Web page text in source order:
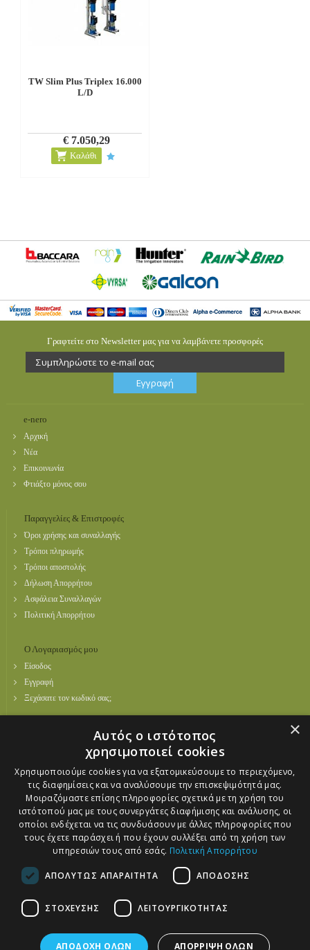
TW Slim Plus Triplex 16.000
L/D
€ 7.050,29
Καλάθι
Γραφτείτε στο Newsletter μας για να λαμβάνετε προσφορές
e-nero
Αρχική
Νέα
Επικοινωνία
Φτιάξτο μόνος σου
Παραγγελίες & Επιστροφές
Όροι χρήσης και συναλλαγής
Τρόποι πληρωμής
Τρόποι αποστολής
Δήλωση Απορρήτου
Ασφάλεια Συναλλαγών
Πολιτική Απορρήτου
Ο Λογαριασμός μου
Είσοδος
Εγγραφή
Ξεχάσατε τον κωδικό σας;
Youtube
Πληρωμές
Οι αγορές σας γίνονται με απόλυτη ασφάλεια επικοινωνίας (SSL) από το
paycenter της ALPHA BANK
×
Αυτός ο ιστότοπος
χρησιμοποιεί cookies
Χρησιμοποιούμε cookies για να εξατομικεύσουμε το περιεχόμενο,
τις διαφημίσεις και να αναλύσουμε την επισκεψιμότητά μας.
Μοιραζόμαστε επίσης πληροφορίες σχετικά με τη χρήση του
ιστότοπού μας με τους συνεργάτες διαφήμισης και ανάλυσης, οι
οποίοι ενδέχεται να τις συνδυάσουν με άλλες πληροφορίες που
τους έχετε παράσχει ή που έχουν συλλέξει από τη χρήση των
υπηρεσιών τους από εσάς. Πολιτική Απορρήτου
ΑΠΟΛΥΤΩΣ ΑΠΑΡΑΙΤΗΤΑ ΑΠΟΔΟΣΗΣ
ΣΤΟΧΕΥΣΗΣ ΛΕΙΤΟΥΡΓΙΚΟΤΗΤΑΣ
ΑΠΟΔΟΧΗ ΟΛΩΝ ΑΠΟΡΡΙΨΗ ΟΛΩΝ